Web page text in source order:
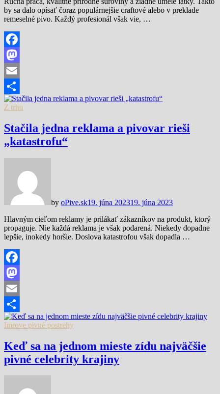
by sa dalo opísať čoraz populárnejšie craftové alebo v preklade
remeselné pivo. Každý profesionál však vie, …
Facebook
Mastodon
Email
Share
Z trhu
Stačila jedna reklama a pivovar rieši
„katastrofu“
by oPive.sk19. júna 202319. júna 2023
Hlavným cieľom reklamy je prilákať zákazníkov na produkt, ktorý
propaguje. Nie každá reklama je však podarená. Niekedy dopadne
lepšie, inokedy horšie. Doslova katastrofou však dopadla …
Facebook
Mastodon
Email
Share
Imrove pivné postrehy
Keď sa na jednom mieste zídu najväčšie
pivné celebrity krajiny